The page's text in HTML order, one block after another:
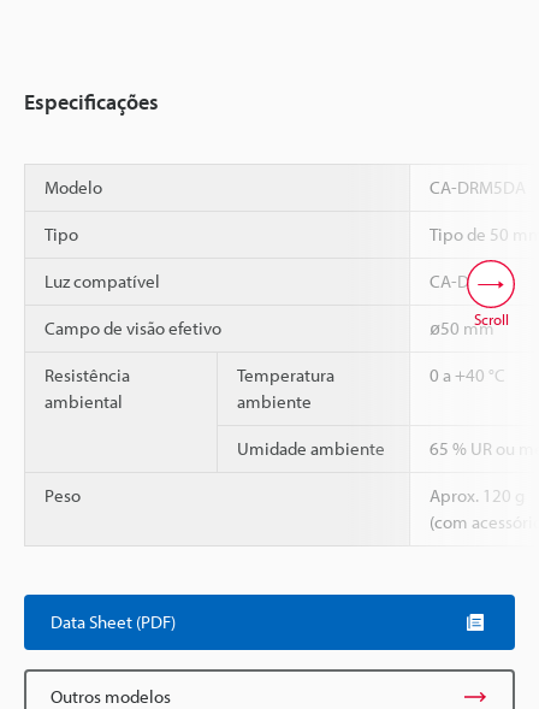
Especificações
Modelo CA-DRM5DA
Tipo Tipo de 50
Luz compatível CA-DRM5X
Campo de visão efetivo ø50 mm
Resistência
ambiental
Temperatura
ambiente
0 a +40 °C
Umidade ambiente 65 % UR ou
Peso
Aprox. 120 g
(com
Scroll
Data Sheet (PDF)
Outros modelos